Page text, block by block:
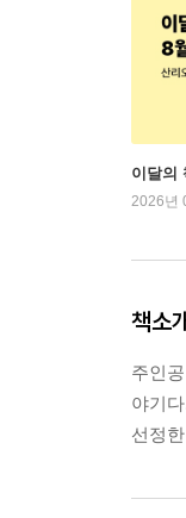
이달의
2026년
책소
주인
야기
선정